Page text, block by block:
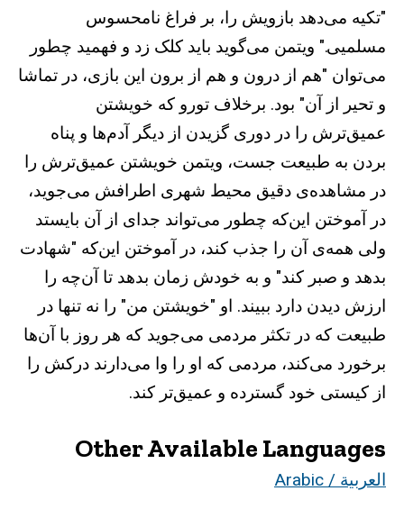
"تکيه می‌دهد بازويش را، بر فراغ نامحسوس
مسلمیی." ويتمن می‌گويد بايد کلک زد و فهميد چطور
می‌توان "هم از درون و هم از برون اين بازی، در تماشا
و تحير از آن" بود. برخلاف تورو که خويشتن
عميق‌ترش را در دوری گزيدن از ديگر آدم‌ها و پناه
بردن به طبيعت جست، ويتمن خويشتن عميق‌ترش را
در مشاهده‌ی دقيق محيط شهری اطرافش می‌جويد،
در آموختن اين‌که چطور می‌تواند جدای از آن بايستد
ولی همه‌ی آن را جذب کند، در آموختن اين‌که "شهادت
بدهد و صبر کند" و به خودش زمان بدهد تا آن‌چه را
ارزش ديدن دارد ببيند. او "خويشتن من" را نه تنها در
طبيعت که در تکثر مردمی می‌جويد که هر روز با آن‌ها
برخورد می‌کند، مردمی که او را وا می‌دارند درکش را
از کيستی خود گسترده و عميق‌تر کند.
Other Available Languages
العربية / Arabic